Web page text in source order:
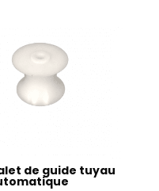
de guide tuyau